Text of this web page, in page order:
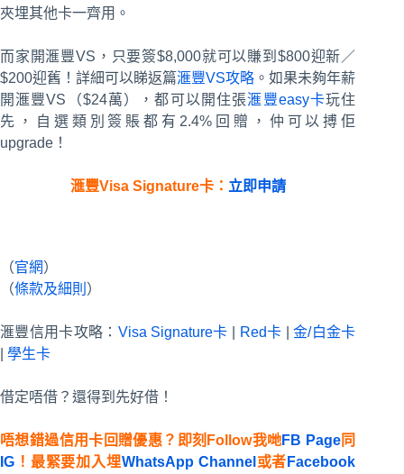
夾埋其他卡一齊用。
而家開滙豐VS，只要簽$8,000就可以賺到$800迎新／
$200迎舊！詳細可以睇返篇滙豐VS攻略 。如果未夠年薪
開滙豐VS（$24萬），都可以開住張滙豐easy卡玩住
先，自選類別簽賬都有2.4%回贈，仲可以搏佢
upgrade！
滙豐Visa Signature卡： 立即申請
（官網）
（條款及細則 ）
滙豐信用卡攻略： Visa Signature卡 Red卡
金/白金卡
學生卡
借定唔借？還得到先好借！
唔想錯過信用卡回贈優惠？即刻Follow我哋FB Page同
IG ！最緊要加入埋WhatsApp Channel 或者 Facebook